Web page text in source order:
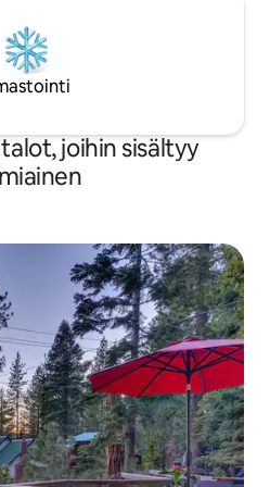
joihin sisältyy